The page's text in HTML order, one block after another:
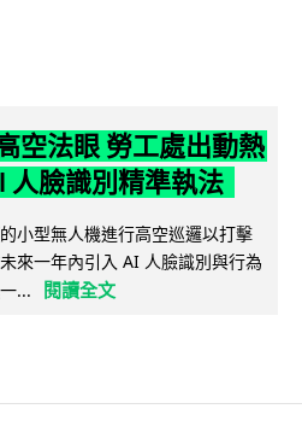
空法眼 勞工處出動熱
人臉識別精準執法
小型無人機進行高空巡邏以打擊
來一年內引入 AI 人臉識別與行為
...
閱讀全文